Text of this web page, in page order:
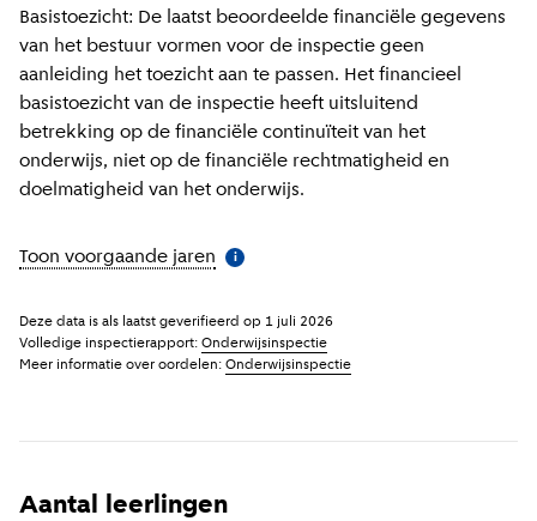
Basistoezicht: De laatst beoordeelde financiële gegevens
van het bestuur vormen voor de inspectie geen
aanleiding het toezicht aan te passen. Het financieel
basistoezicht van de inspectie heeft uitsluitend
betrekking op de financiële continuïteit van het
onderwijs, niet op de financiële rechtmatigheid en
doelmatigheid van het onderwijs.
Toon voorgaande jaren Meer informatie
i
Deze data is als laatst geverifieerd op 1 juli 2026
Volledige inspectierapport: Onderwijsinspectie
Meer informatie over oordelen: Onderwijsinspectie
Aantal leerlingen